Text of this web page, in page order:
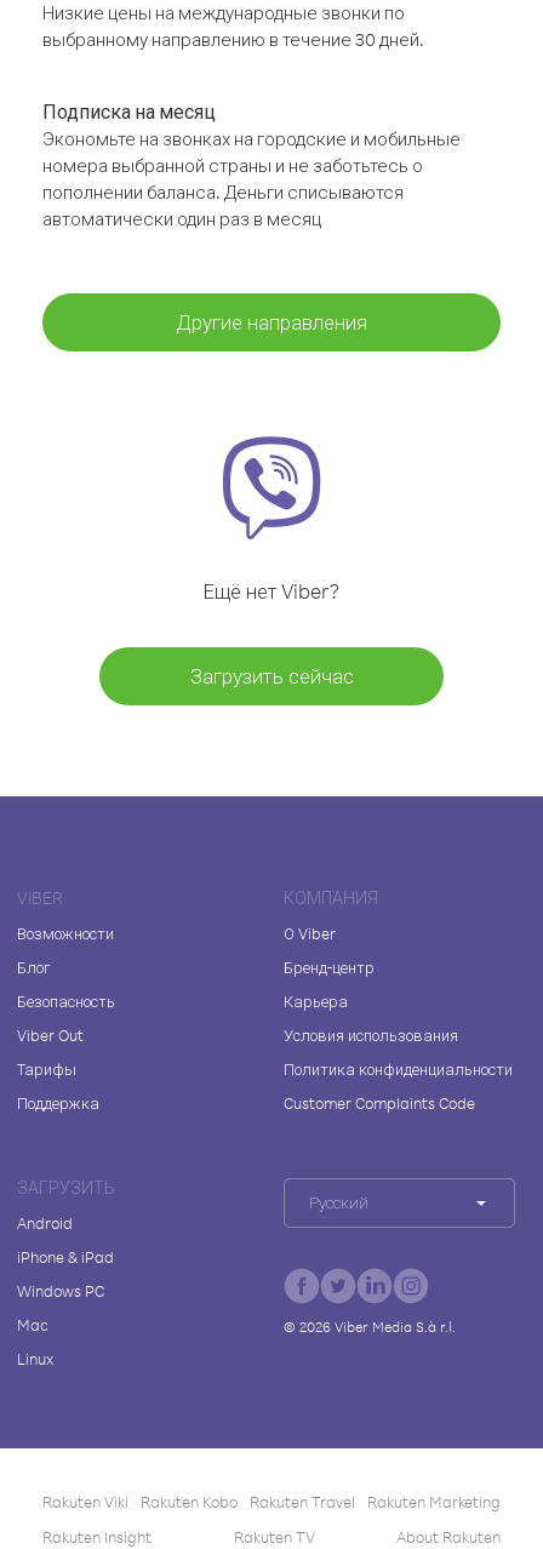
Низкие цены на международные звонки по
выбранному направлению в течение 30 дней.
Подписка на месяц
Экономьте на звонках на городские и мобильные
номера выбранной страны и не заботьтесь о
пополнении баланса. Деньги списываются
автоматически один раз в месяц
Другие направления
Ещё нет Viber?
Загрузить сейчас
VIBER
Возможности
Блог
Безопасность
Viber Out
Тарифы
Поддержка
КОМПАНИЯ
О Viber
Бренд-центр
Карьера
Условия использования
Политика конфиденциальности
Customer Complaints Code
ЗАГРУЗИТЬ
Android
iPhone & iPad
Windows PC
Mac
Linux
Русский
© 2026Viber Media S.à r.l.
Rakuten Viki Rakuten Kobo Rakuten Travel
Rakuten Marketing
Rakuten Insight
Rakuten TV About Rakuten